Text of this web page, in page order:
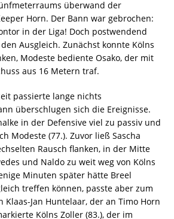
überwand der
Horn. Der Bann war gebrochen:
in der Liga! Doch postwendend
Ausgleich. Zunächst konnte Kölns
Modeste bediente Osako, der mit
aus 16 Metern traf.
passierte lange nichts
überschlugen sich die Ereignisse.
in der Defensive viel zu passiv und
Modeste (77.). Zuvor ließ Sascha
Rausch flanken, in der Mitte
und Naldo zu weit weg von Kölns
Minuten später hätte Breel
treffen können, passte aber zum
Jan Huntelaar, der an Timo Horn
Kölns Zoller (83.), der im